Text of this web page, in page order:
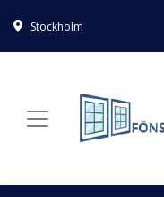
Stockholm